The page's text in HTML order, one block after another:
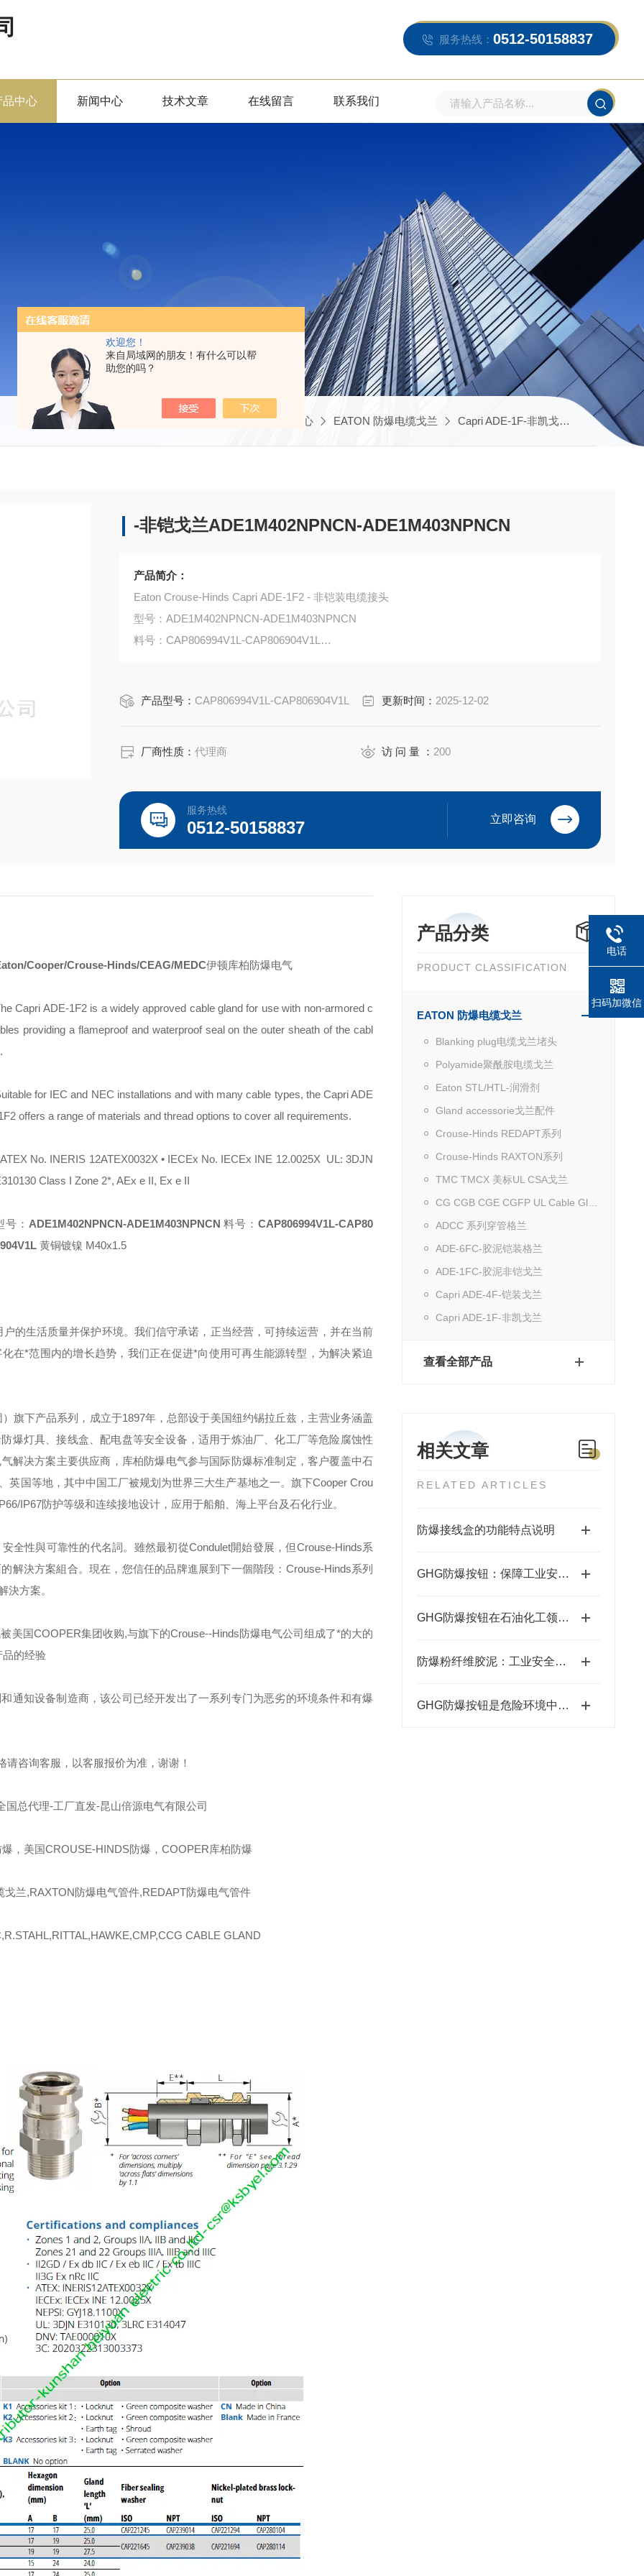
欢迎您！
来自局域网的朋友！有什么可以帮
助您的吗？
服务热线： 0512-50158837
品中心 新闻中心 技术文章 在线留言 联系我们
当前位置：首页 产品中心 EATON 防爆电缆戈兰 Capri ADE-1F-非凯戈兰
-非铠戈兰ADE1M402NPNCN-ADE1M403NPNCN
产品简介：
Eaton Crouse-Hinds Capri ADE-1F2 - 非铠装电缆接头
型号：ADE1M402NPNCN-ADE1M403NPNCN
料号：CAP806994V1L-CAP806904V1L
产品型号： CAP806994V1L-CAP806904V1L 更新时间： 2025-12-02
厂商性质：代理商 访 问 量 ： 200
服务热线
0512-50158837 立即咨询
产品分类
PRODUCT CLASSIFICATION
EATON 防爆电缆戈兰
Blanking plug电缆戈兰堵头
Polyamide聚酰胺电缆戈兰
Eaton STL/HTL-润滑剂
Gland accessorie戈兰配件
Crouse-Hinds REDAPT系列
Crouse-Hinds RAXTON系列
TMC TMCX 美标UL CSA戈兰
ADCC 系列穿管格兰
ADE-6FC-胶泥铠装格兰
ADE-1FC-胶泥非铠戈兰
Capri ADE-4F-铠装戈兰
Capri ADE-1F-非凯戈兰
查看全部产品
相关文章
RELATED ARTICLES
防爆接线盒的功能特点说明
GHG防爆按钮：保障工业安全的关键组件
GHG防爆按钮在石油化工领域的应用
防爆粉纤维胶泥：工业安全的隐形护盾
GHG防爆按钮是危险环境中的安全开关使者
Cooper/Crouse-Hinds/CEAG/MEDC伊顿库柏防爆电气
Capri ADE-1F2 is a widely approved cable gland for use with non-armored c
providing a flameproof and waterproof seal on the outer sheath of the cabl
for IEC and NEC installations and with many cable types, the Capri ADE
offers a range of materials and thread options to cover all requirements.
ATEX No. INERIS 12ATEX0032X • IECEx No. IECEx INE 12.0025X UL: 3DJN
Class I Zone 2*, AEx e II, Ex e II
号： ADE1M402NPNCN-ADE1M403NPNCN 料号： CAP806994V1L-CAP80
黄铜镀镍 M40x1.5
的生活质量并保护环境。我们信守承诺，正当经营，可持续运营，并在当前
在*范围内的增长趋势，我们正在促进*向使用可再生能源转型，为解决紧迫
旗下产品系列，成立于1897年，总部设于美国纽约锡拉丘兹，主营业务涵盖
爆灯具、接线盒、配电盘等安全设备，适用于炼油厂、化工厂等危险腐蚀性
解决方案主要供应商，库柏防爆电气参与国际防爆标准制定，客户覆盖中石
英国等地，其中中国工厂被规划为世界三大生产基地之一。旗下Cooper Crou
IP67防护等级和连续接地设计，应用于船舶、海上平台及石化行业。
全性與可靠性的代名詞。雖然最初從Condulet開始發展，但Crouse-Hinds系
解決方案組合。現在，您信任的品牌進展到下一個階段： Crouse-Hinds系列
決方案。
美国COOPER集团收购,与旗下的Crouse--Hinds防爆电气公司组成了*的大的
的经验
通知设备制造商，该公司已经开发出了一系列专门为恶劣的环境条件和有爆
请咨询客服，以客服报价为准，谢谢！
国总代理-工厂直发-昆山倍源电气有限公司
，美国CROUSE-HINDS防爆，COOPER库柏防爆
兰,RAXTON防爆电气管件,REDAPT防爆电气管件
CABLE GLAND
电话
扫码加微信